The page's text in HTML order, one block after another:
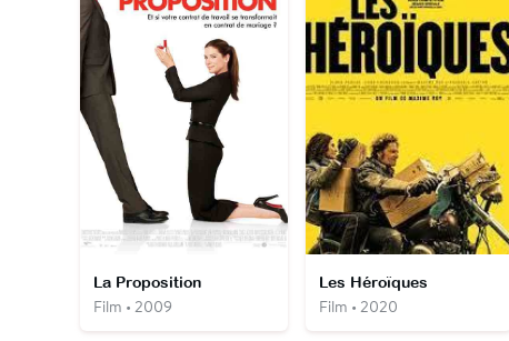
La Proposition
Film • 2009
Les Héroïques
Film • 2020